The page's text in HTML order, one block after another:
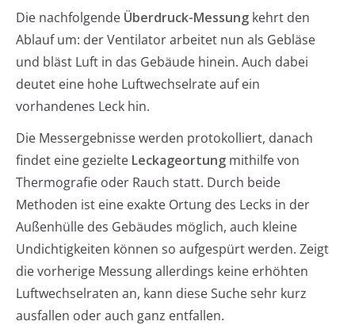
Die nachfolgende Überdruck-Messung kehrt den
Ablauf um: der Ventilator arbeitet nun als Gebläse
und bläst Luft in das Gebäude hinein. Auch dabei
deutet eine hohe Luftwechselrate auf ein
vorhandenes Leck hin.
Die Messergebnisse werden protokolliert, danach
findet eine gezielte Leckageortung mithilfe von
Thermografie oder Rauch statt. Durch beide
Methoden ist eine exakte Ortung des Lecks in der
Außenhülle des Gebäudes möglich, auch kleine
Undichtigkeiten können so aufgespürt werden. Zeigt
die vorherige Messung allerdings keine erhöhten
Luftwechselraten an, kann diese Suche sehr kurz
ausfallen oder auch ganz entfallen.